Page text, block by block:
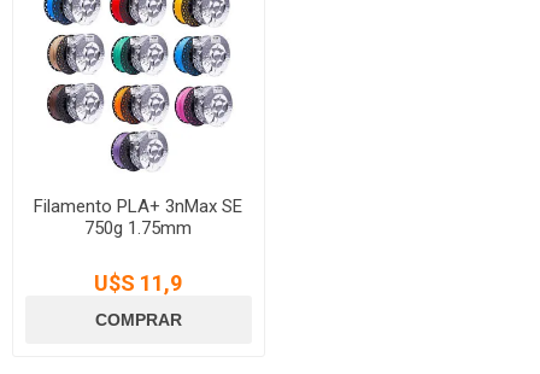
Filamento PLA+ 3nMax SE
750g 1.75mm
U$S 11,9